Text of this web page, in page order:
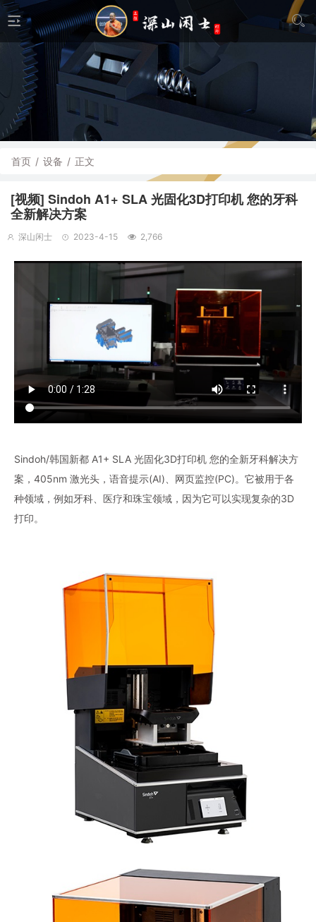
首页 / 设备 / 正文
[视频] Sindoh A1+ SLA 光固化3D打印机 您的牙科
全新解决方案
深山闲士 2023-4-15 2,766
Sindoh/韩国新都 A1+ SLA 光固化3D打印机 您的全新牙科解决方
案，405nm 激光头，语音提示(AI)、网页监控(PC)。它被用于各
种领域，例如牙科、医疗和珠宝领域，因为它可以实现复杂的3D
打印。